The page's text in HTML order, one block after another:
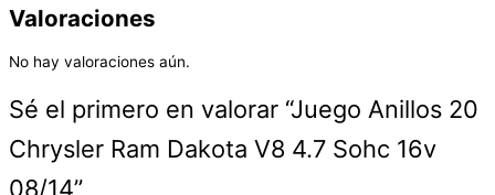
Valoraciones
No hay valoraciones aún.
Sé el primero en valorar “Juego Anillos 20
Chrysler Ram Dakota V8 4.7 Sohc 16v
08/14”